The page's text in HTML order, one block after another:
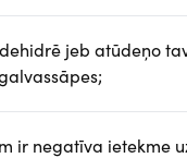
jeb atūdeņo
ir negatīva ietekme